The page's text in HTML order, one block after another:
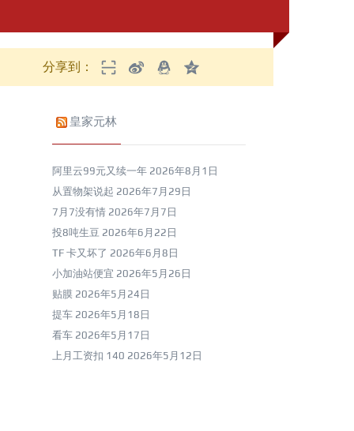
分享到：
皇家元林
阿里云99元又续一年 2026年8月1日
从置物架说起 2026年7月29日
7月7没有情 2026年7月7日
投8吨生豆 2026年6月22日
TF 卡又坏了 2026年6月8日
小加油站便宜 2026年5月26日
贴膜 2026年5月24日
提车 2026年5月18日
看车 2026年5月17日
上月工资扣 140 2026年5月12日